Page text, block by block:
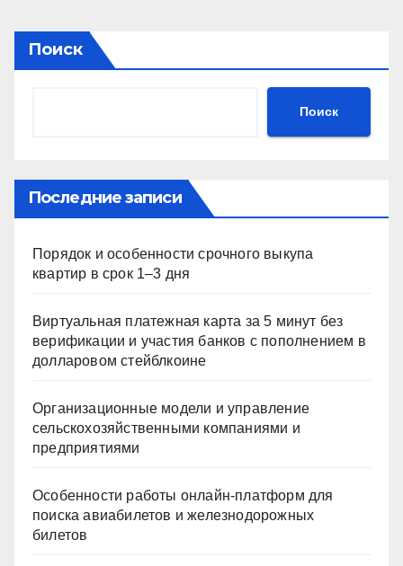
Поиск
Поиск
Последние записи
Порядок и особенности срочного выкупа
квартир в срок 1–3 дня
Виртуальная платежная карта за 5 минут без
верификации и участия банков с пополнением в
долларовом стейблкоине
Организационные модели и управление
сельскохозяйственными компаниями и
предприятиями
Особенности работы онлайн-платформ для
поиска авиабилетов и железнодорожных
билетов